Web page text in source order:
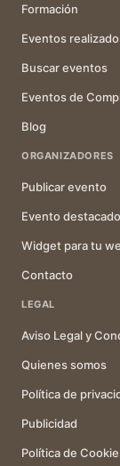
Formación
Eventos
Buscar eventos
Eventos de
Blog
ORGANIZADORES
Publicar evento
Evento destacado
Widget para tu
Contacto
LEGAL
Aviso Legal y
Quienes somos
Política de
Publicidad
Política de